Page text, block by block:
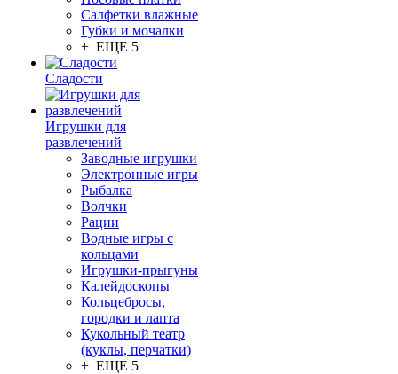
Салфетки влажные
Губки и мочалки
+ ЕЩЕ 5
Сладости
Игрушки для
развлечений
Заводные игрушки
Электронные игры
Рыбалка
Волчки
Рации
Водные игры с
кольцами
Игрушки-прыгуны
Калейдоскопы
Кольцебросы,
городки и лапта
Кукольный театр
(куклы, перчатки)
+ ЕЩЕ 5